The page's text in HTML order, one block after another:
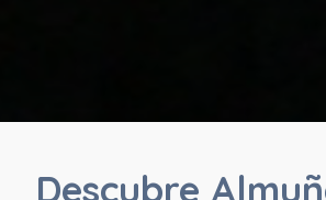
Descubre